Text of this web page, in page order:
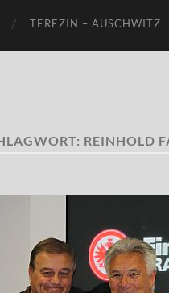
TEREZIN – AUSCHWITZ
REINHOLD